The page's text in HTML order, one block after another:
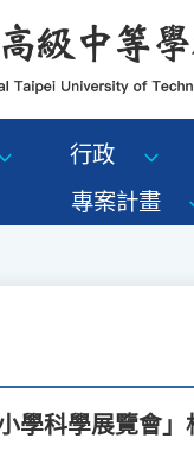
行政
專案計畫
學科學展覽會」